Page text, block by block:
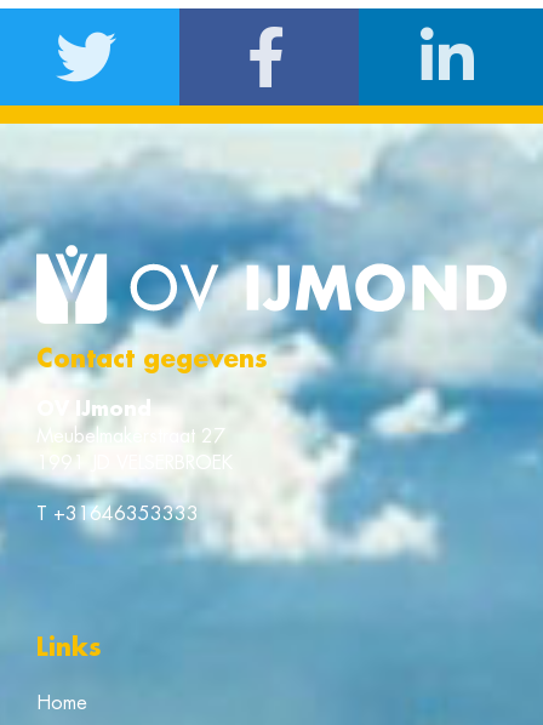
Contact gegevens
OV IJmond
Meubelmakerstraat 27
1991 JD VELSERBROEK
T +31646353333
Links
Home